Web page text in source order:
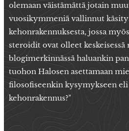
olemaan väistämättä jotain
vuosikymmeniä vallinnut
kehonrakennuksesta, jossa
steroidit ovat olleet keskeisessä
blogimerkinnässä haluankin
tuohon Halosen asettamaan
filosofiseenkin kysymykseen
kehonrakennus?"